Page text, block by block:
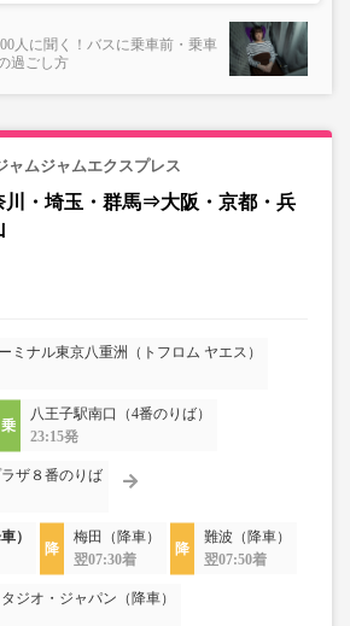
人に聞く！バスに乗車前・乗車
過ごし方
ャムジャムエクスプレス
川・埼玉・群馬⇒大阪・京都・兵
ミナル東京八重洲（トフロム ヤエス）
八王子駅南口（4番のりば）
23:15発
ザ８番のりば
）
梅田（降車）
翌07:30着
難波（降車）
翌07:50着
ジオ・ジャパン（降車）